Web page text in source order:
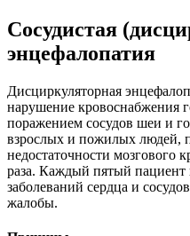
Сосудистая
энцефалопатия
Дисциркуляторная
нарушение кровоснабжения
поражением сосудов шеи и
взрослых и пожилых людей,
недостаточности мозгового
раза. Каждый пятый пациент
заболеваний сердца и
жалобы.